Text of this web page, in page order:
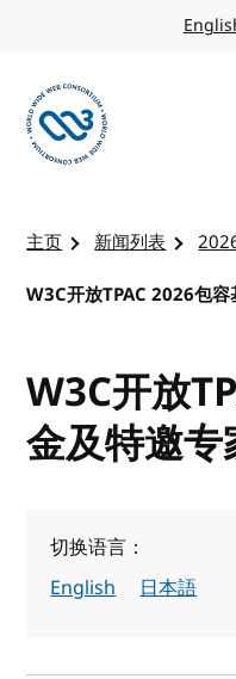
主页 新闻列表
W3C开放TPAC 2026包
W3C开放
金及特邀
切换语言：
English
日本語